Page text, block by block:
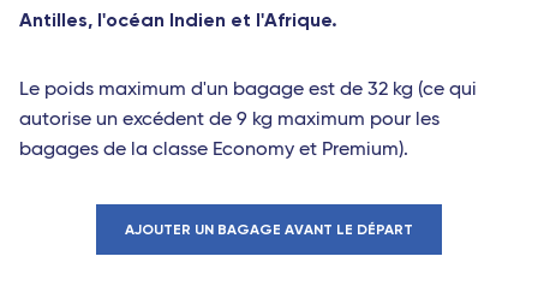
Antilles, l'océan Indien et l'Afrique.
Le poids maximum d'un bagage est de 32 kg (ce qui
autorise un excédent de 9 kg maximum pour les
bagages de la classe Economy et Premium).
AJOUTER UN BAGAGE AVANT LE DÉPART